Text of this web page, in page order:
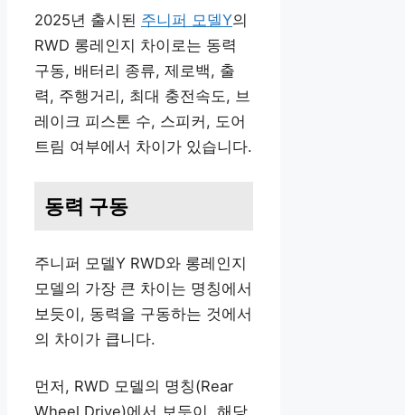
2025년 출시된 주니퍼 모델Y의
RWD 롱레인지 차이로는 동력
구동, 배터리 종류, 제로백, 출
력, 주행거리, 최대 충전속도, 브
레이크 피스톤 수, 스피커, 도어
트림 여부에서 차이가 있습니다.
동력 구동
주니퍼 모델Y RWD와 롱레인지
모델의 가장 큰 차이는 명칭에서
보듯이, 동력을 구동하는 것에서
의 차이가 큽니다.
먼저, RWD 모델의 명칭(Rear